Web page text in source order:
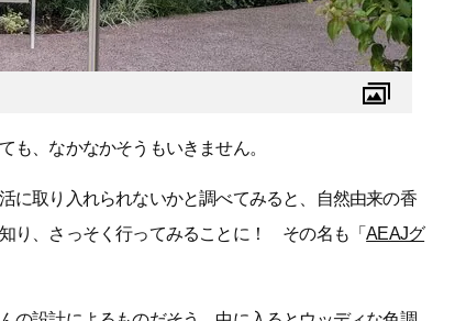
も、なかなかそうもいきません。
に取り入れられないかと調べてみると、自然由来の香
り、さっそく行ってみることに！ その名も「AEAJグ